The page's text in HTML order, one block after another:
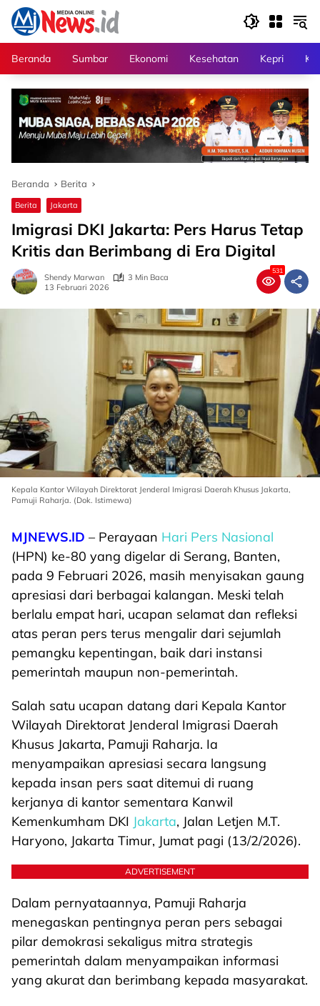
Langsung
konten
Beranda
Sumbar Ekonomi Kesehatan Kepri
Beranda Berita
Berita Jakarta
Imigrasi DKI Jakarta: Pers Harus Tetap
Kritis dan Berimbang di Era Digital
Shendy Marwan
3 Min Baca
13 Februari 2026
531
Kepala Kantor Wilayah Direktorat Jenderal Imigrasi Daerah Khusus Jakarta,
Pamuji Raharja. (Dok. Istimewa)
MJNEWS.ID – Perayaan Hari Pers Nasional
(HPN) ke-80 yang digelar di Serang, Banten,
pada 9 Februari 2026, masih menyisakan gaung
apresiasi dari berbagai kalangan. Meski telah
berlalu empat hari, ucapan selamat dan refleksi
atas peran pers terus mengalir dari sejumlah
pemangku kepentingan, baik dari instansi
pemerintah maupun non-pemerintah.
Salah satu ucapan datang dari Kepala Kantor
Wilayah Direktorat Jenderal Imigrasi Daerah
Khusus Jakarta, Pamuji Raharja. Ia
menyampaikan apresiasi secara langsung
kepada insan pers saat ditemui di ruang
kerjanya di kantor sementara Kanwil
Kemenkumham DKI Jakarta, Jalan Letjen M.T.
Haryono, Jakarta Timur, Jumat pagi (13/2/2026).
ADVERTISEMENT
Dalam pernyataannya, Pamuji Raharja
menegaskan pentingnya peran pers sebagai
pilar demokrasi sekaligus mitra strategis
pemerintah dalam menyampaikan informasi
yang akurat dan berimbang kepada masyarakat.